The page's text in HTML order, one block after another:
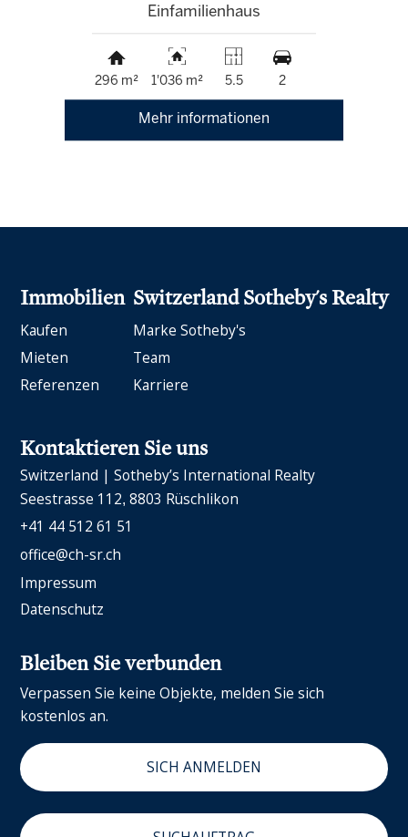
Einfamilienhaus
296 m² 1'036 m² 5.5 2
Mehr informationen
Immobilien
Kaufen
Mieten
Referenzen
Switzerland Sotheby's Realty
Marke Sotheby's
Team
Karriere
Kontaktieren Sie uns
Switzerland | Sotheby’s International Realty
Seestrasse 112 8803 Rüschlikon
+41 44 512 61 51
office@ch-sr.ch
Impressum
Datenschutz
Bleiben Sie verbunden
Verpassen Sie keine Objekte, melden Sie sich
kostenlos an.
SICH ANMELDEN